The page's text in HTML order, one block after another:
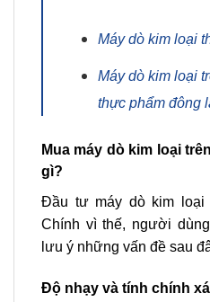
Máy dò kim loại
Máy dò kim loại
thực phẩm đông
Mua máy dò kim loại
gì?
Đầu tư máy dò kim loại
Chính vì thế, người
lưu ý những vấn đề sau
Độ nhạy và tính chính